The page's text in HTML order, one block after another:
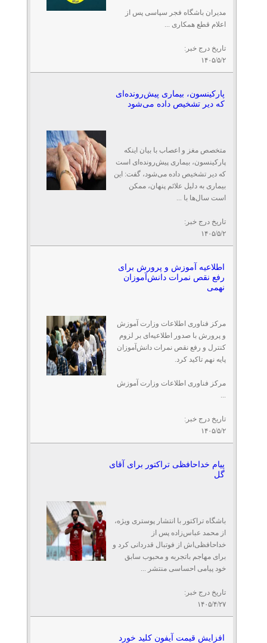
مدیران باشگاه فجر سپاسی پس از
اعلام قطع همکاری ...
تاریخ درج خبر:
۱۴۰۵/۵/۲
پارکینسون، بیماری پیش‌رونده‌ای
که دیر تشخیص داده می‌شود
متخصص مغز و اعصاب با بیان اینکه
پارکینسون، بیماری پیش‌رونده‌ای است
که دیر تشخیص داده می‌شود، گفت: این
بیماری به دلیل علائم پنهان، ممکن
است سال‌ها با ...
تاریخ درج خبر:
۱۴۰۵/۵/۲
اطلاعیه آموزش و پرورش برای
رفع نقص نمرات دانش‌آموزان
نهمی
مرکز فناوری اطلاعات وزارت آموزش
و پرورش با صدور اطلاعیه‌ای بر لزوم
کنترل و رفع نقص نمرات دانش‌آموزان
پایه نهم تاکید کرد.
مرکز فناوری اطلاعات وزارت آموزش
تاریخ درج خبر:
۱۴۰۵/۵/۲
پیام خداحافظی تراکتور برای آقای
گل
باشگاه تراکتور با انتشار پوستری ویژه،
از محمد عباس‌زاده پس از
خداحافظی‌اش از فوتبال قدردانی کرد و
برای مهاجم باتجربه و محبوب سابق
خود پیامی احساسی منتشر ...
تاریخ درج خبر:
۱۴۰۵/۴/۲۷
افزایش قیمت آیفون کلید خورد